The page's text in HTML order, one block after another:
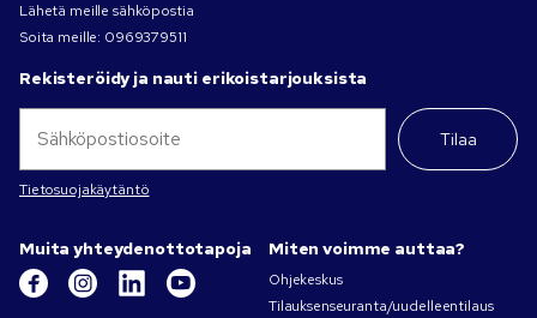
Lähetä meille sähköpostia
Soita meille: 0969379511
Rekisteröidy ja nauti erikoistarjouksista
Tilaa
Tietosuojakäytäntö
Muita yhteydenottotapoja Miten voimme auttaa?
Ohjekeskus
Tilauksenseuranta/uudelleentilaus